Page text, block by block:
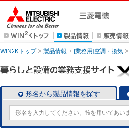
WIN2Kトップ 製品情報 [業務用]空調・換気
形名から製品情報を探す